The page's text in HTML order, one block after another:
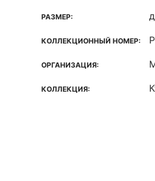
РАЗМЕР:
КОЛЛЕКЦИОННЫЙ НОМЕР:
ОРГАНИЗАЦИЯ:
КОЛЛЕКЦИЯ: